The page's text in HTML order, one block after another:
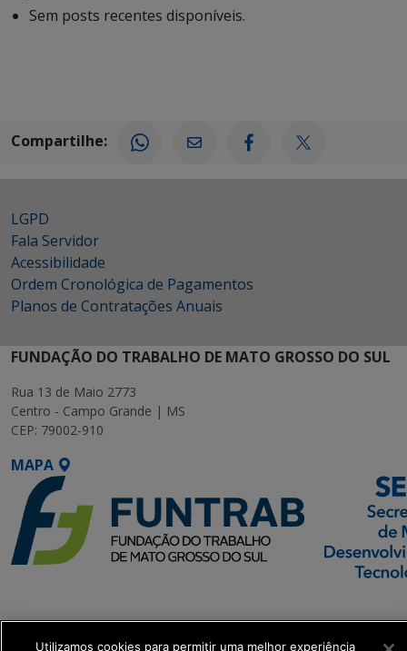
Sem posts recentes disponíveis.
Compartilhe:
LGPD
Fala Servidor
Acessibilidade
Ordem Cronológica de Pagamentos
Planos de Contratações Anuais
FUNDAÇÃO DO TRABALHO DE MATO GROSSO DO SUL
Rua 13 de Maio 2773
Centro - Campo Grande | MS
CEP: 79002-910
MAPA
Executiva de
Utilizamos cookies para permitir uma melhor experiência